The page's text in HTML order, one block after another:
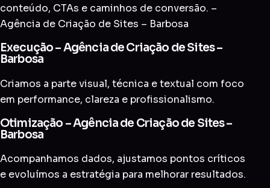
conteúdo, CTAs e caminhos de conversão. –
Agência de Criação de Sites – Barbosa
Execução – Agência de Criação de Sites –
Barbosa
Criamos a parte visual, técnica e textual com foco
em performance, clareza e profissionalismo.
Otimização – Agência de Criação de Sites –
Barbosa
Acompanhamos dados, ajustamos pontos críticos
e evoluímos a estratégia para melhorar resultados.